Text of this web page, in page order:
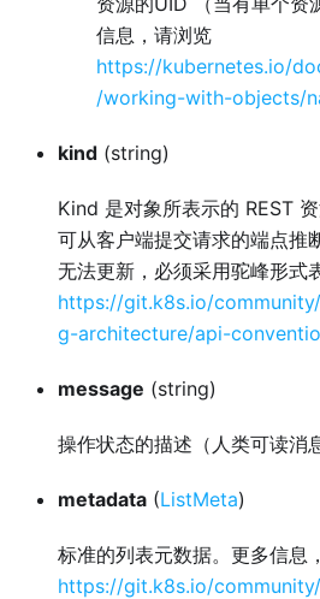
信息，请浏览
https://kubernetes.io/
/working-with-objects/
kind (string)
Kind 是对象所表示的 REST
可从客户端提交请求的端点推
无法更新，必须采用驼峰形式
https://git.k8s.io/
g-architecture/api-
message (string)
操作状态的描述（人类可读消
metadata (ListMeta)
标准的列表元数据。更多信息
https://git.k8s.io/